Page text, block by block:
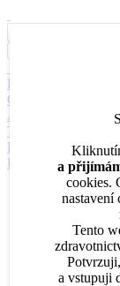
Kariérní poradenství
O nás
AKADEMIE
TV
DentalJobs.czmenu
Přihlásit
Inzerce
Pro inzerenty
Upozornění
Kariérní
a
cookies.
nastavení
Tento
a vstupuji